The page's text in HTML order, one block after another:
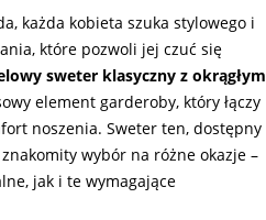
każda kobieta szuka stylowego i
które pozwoli jej czuć się
sweter klasyczny z okrągłym
element garderoby, który łączy
noszenia. Sweter ten, dostępny
wybór na różne okazje –
jak i te wymagające